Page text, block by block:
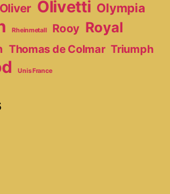
Oliver Olivetti Olympia
Rheinmetall Rooy Royal
Thomas de Colmar Triumph
Unis France